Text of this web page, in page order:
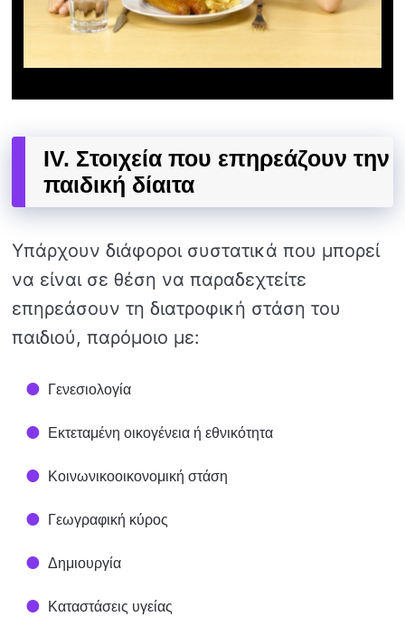
IV. Στοιχεία που επηρεάζουν την
παιδική δίαιτα
Υπάρχουν διάφοροι συστατικά που μπορεί
να είναι σε θέση να παραδεχτείτε
επηρεάσουν τη διατροφική στάση του
παιδιού, παρόμοιο με:
Γενεσιολογία
Εκτεταμένη οικογένεια ή εθνικότητα
Κοινωνικοοικονομική στάση
Γεωγραφική κύρος
Δημιουργία
Καταστάσεις υγείας